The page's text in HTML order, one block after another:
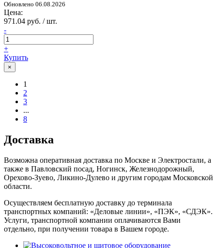
Обновлено 06.08.2026
Цена:
971.04 руб. / шт.
-
+
Купить
×
1
2
3
...
8
Доставка
Возможна оперативная доставка по Москве и Электростали, а
также в Павловский посад, Ногинск, Железнодорожный,
Орехово-Зуево, Ликино-Дулево и другим городам Московской
области.
Осуществляем бесплатную доставку до терминала
транспортных компаний: «Деловые линии», «ПЭК», «СДЭК».
Услуги, транспортной компании оплачиваются Вами
отдельно, при получении товара в Вашем городе.